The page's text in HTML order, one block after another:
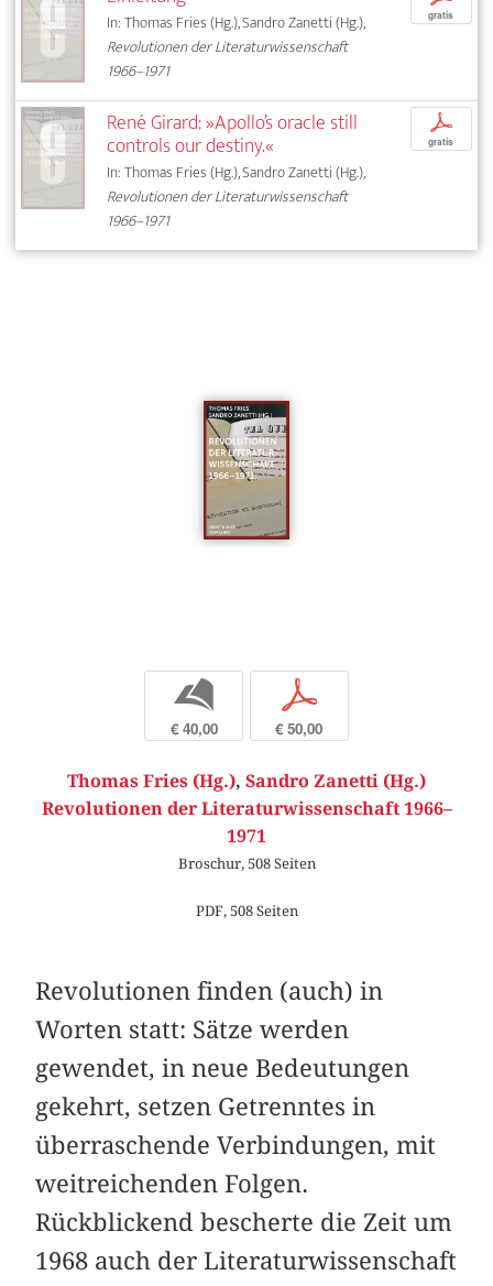
In: Thomas Fries (Hg.), Sandro Zanetti (Hg.),
Revolutionen der Literaturwissenschaft
1966–1971
gratis
René Girard: »Apollo’s oracle still
controls our destiny.«
In: Thomas Fries (Hg.), Sandro Zanetti (Hg.),
Revolutionen der Literaturwissenschaft
1966–1971
p
gratis
b
€ 40,00
p
€ 50,00
Thomas Fries (Hg.), Sandro Zanetti (Hg.)
Revolutionen der Literaturwissenschaft 1966–
1971
Broschur, 508 Seiten
PDF, 508 Seiten
Revolutionen finden (auch) in
Worten statt: Sätze werden
gewendet, in neue Bedeutungen
gekehrt, setzen Getrenntes in
überraschende Verbindungen, mit
weitreichenden Folgen.
Rückblickend bescherte die Zeit um
1968 auch der Literaturwissenschaft